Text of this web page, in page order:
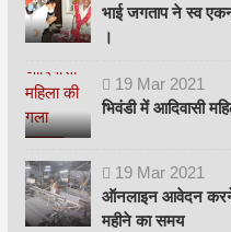
भाई जगताप ने स्व
।
19 Mar 2021
भिवंडी में आदिवासी
19 Mar 2021
ऑनलाइन आवेदन करने
महीने का समय